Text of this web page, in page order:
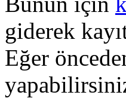
giderek
Eğer